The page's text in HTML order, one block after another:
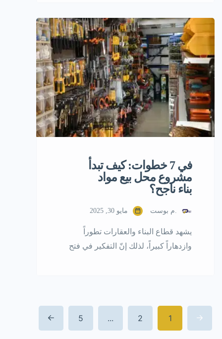
للتشغيل في أحد أهم شوارع العاصمة.
تصميم عصري، تجهيزات متكاملة، طاقم
متخصص، وموقع استراتيجي يضمن عائدًا
ثابتًا في قطاع الجمال النسائي. مقدمة عن
الفرصة تُعد هذه فرصة استثمارية في
الرياض لتملك صالون نسائي […]
في 7 خطوات: كيف تبدأ
مشروع محل بيع مواد
بناء ناجح؟
.م بوست مايو 30, 2025
يشهد قطاع البناء والعقارات تطوراً
وازدهاراً كبيراً، لذلك إنّ التفكير في فتح
هذا المشروع يتطلب رأس مال جيد بسبب
تعدد مواد البناء وارتفاع ثمنها، لذلك
1
2
...
5